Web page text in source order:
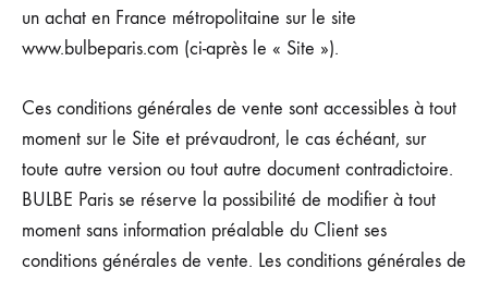
un achat en France métropolitaine sur le site
www.bulbeparis.com (ci-après le « Site »).
Ces conditions générales de vente sont accessibles à tout
moment sur le Site et prévaudront, le cas échéant, sur
toute autre version ou tout autre document contradictoire.
BULBE Paris se réserve la possibilité de modifier à tout
moment sans information préalable du Client ses
conditions générales de vente. Les conditions générales de